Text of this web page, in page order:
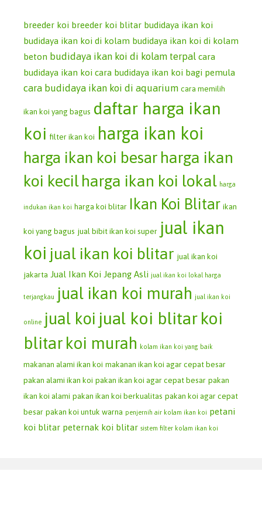
breeder koi breeder koi blitar budidaya ikan koi
budidaya ikan koi di kolam budidaya ikan koi di kolam
beton budidaya ikan koi di kolam terpal cara
budidaya ikan koi cara budidaya ikan koi bagi pemula
cara budidaya ikan koi di aquarium cara memilih
ikan koi yang bagus daftar harga ikan
koi filter ikan koi harga ikan koi
harga ikan koi besar harga ikan
koi kecilharga ikan koi lokal harga
indukan ikan koi harga koi blitar Ikan Koi Blitar ikan
koi yang bagus jual bibit ikan koi super jual ikan
koi jual ikan koi blitar jual ikan koi
jakarta Jual Ikan Koi Jepang Asli jual ikan koi lokal harga
terjangkau jual ikan koi murah jual ikan koi
online jual koi jual koi blitar koi
blitar koi murah kolam ikan koi yang baik
makanan alami ikan koi makanan ikan koi agar cepat besar
pakan alami ikan koi pakan ikan koi agar cepat besar pakan
ikan koi alami pakan ikan koi berkualitas pakan koi agar cepat
besar pakan koi untuk warna penjernih air kolam ikan koi petani
koi blitar peternak koi blitar sistem filter kolam ikan koi